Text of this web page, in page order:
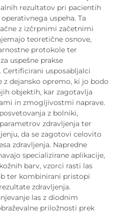
rezultatov pri pacientih
uspeha. Ta
z izčrpnimi začetnimi
teoretične osnove,
protokole ter
uspešne prakse
Certificirani usposabljalci
dejansko opremo, ki jo bodo
objektih, kar zagotavlja
in zmogljivostmi naprave.
z bolniki,
zdravljenja ter
da se zagotovi celovito
zdravljenja. Napredne
specializirane aplikacije,
barv, vzorci rasti las
ter kombinirani pristopi
zdravljenja.
las z diodnim
priložnosti prek